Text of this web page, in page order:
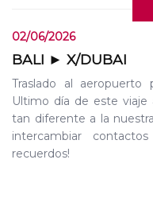
02/06/2026
BALI ► X/DUBAI
Traslado al
Ultimo día de este viaje
tan diferente a la
intercambiar
recuerdos!